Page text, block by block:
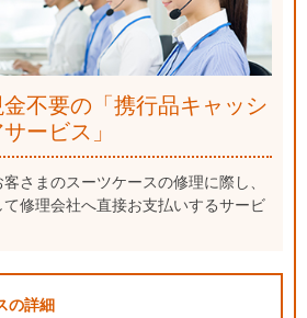
不要の「携行品キャッシ
ービス」
さまのスーツケースの修理に際し、
修理会社へ直接お支払いするサービ
の詳細